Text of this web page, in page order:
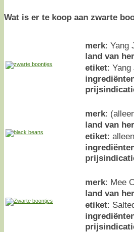
Wat is er te koop aan zwarte
merk: Yang
land van
etiket:
merk:
land van
etiket:
merk: Mee
land van
etiket: